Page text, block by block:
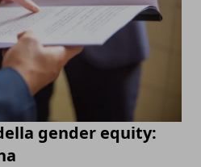
gender equity: